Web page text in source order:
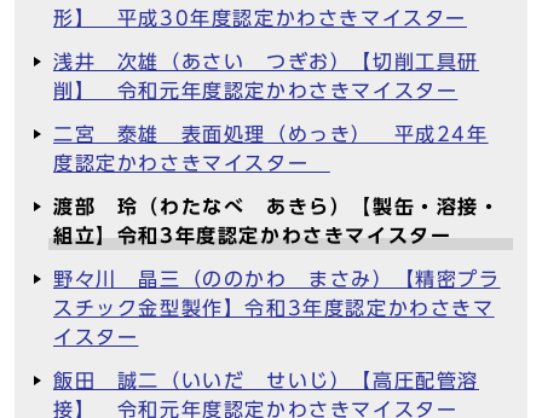
形】 平成30年度認定かわさきマイスター
浅井 次雄（あさい つぎお）【切削工具研
削】 令和元年度認定かわさきマイスター
二宮 泰雄 表面処理（めっき） 平成24年
度認定かわさきマイスター
渡部 玲（わたなべ あきら）【製缶・溶接・
組立】令和3年度認定かわさきマイスター
野々川 晶三（ののかわ まさみ）【精密プラ
スチック金型製作】令和3年度認定かわさきマ
イスター
飯田 誠二（いいだ せいじ）【高圧配管溶
接】 令和元年度認定かわさきマイスター